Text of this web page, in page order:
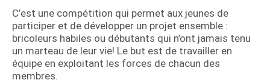
C’est une compétition qui permet aux jeunes de
participer et de développer un projet ensemble :
bricoleurs habiles ou débutants qui n’ont jamais tenu
un marteau de leur vie! Le but est de travailler en
équipe en exploitant les forces de chacun des
membres.